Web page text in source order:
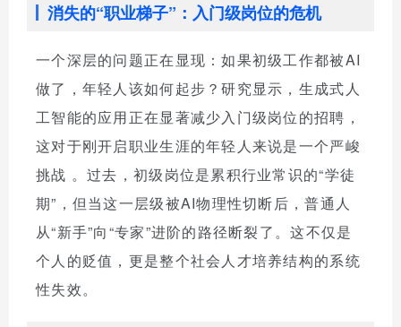
消失的“职业梯子”：入门级岗位的危机
一个深层的问题正在显现：如果初级工作都被AI
做了，年轻人该如何起步？研究显示，生成式人
工智能的应用正在显著减少入门级岗位的招聘，
这对于刚开启职业生涯的年轻人来说是一个严峻
挑战 。过去，初级岗位是累积行业常识的“学徒
期”，但当这一层级被AI物理性切断后，普通人
从“新手”向“专家”进阶的路径断裂了。这不仅是
个人的贬值，更是整个社会人才培养结构的系统
性失效。